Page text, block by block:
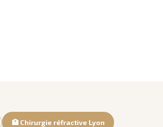
🏥 Chirurgie réfractive Lyon